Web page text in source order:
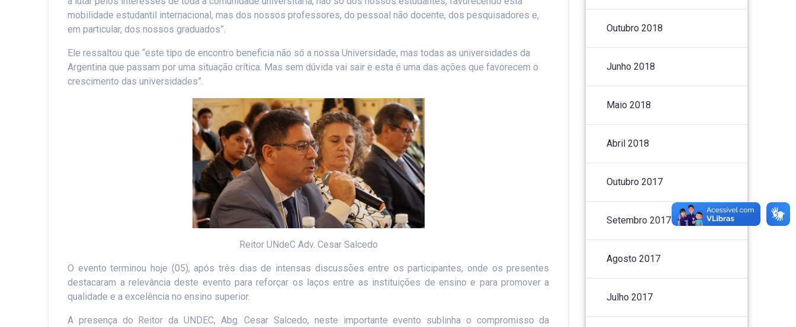
mobilidade estudantil internacional, mas dos nossos professores, do pessoal não docente, dos pesquisadores e,
em particular, dos nossos graduados”.
Ele ressaltou que “este tipo de encontro beneficia não só a nossa Universidade, mas todas as universidades da
Argentina que passam por uma situação crítica. Mas sem dúvida vai sair e esta é uma das ações que favorecem o
crescimento das universidades”.
Reitor UNdeC Adv. Cesar Salcedo
O evento terminou hoje (05), após três dias de intensas discussões entre os participantes, onde os presentes
destacaram a relevância deste evento para reforçar os laços entre as instituições de ensino e para promover a
qualidade e a excelência no ensino superior.
A presença do Reitor da UNDEC, Abg. Cesar Salcedo, neste importante evento sublinha o compromisso da
Outubro 2018
Junho 2018
Maio 2018
Abril 2018
Outubro 2017
Setembro 2017
Agosto 2017
Julho 2017